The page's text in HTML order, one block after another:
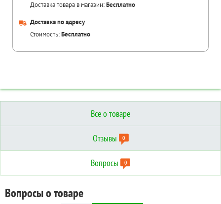
Доставка товара в магазин:Бесплатно
Доставка по адресу
Стоимость:Бесплатно
Все о товаре
Отзывы 0
Вопросы 0
Технические характеристики
Отзывы о товаре
Вопросы о товаре